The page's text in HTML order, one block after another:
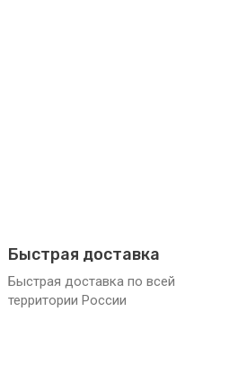
Быстрая доставка
Быстрая доставка по всей
территории России